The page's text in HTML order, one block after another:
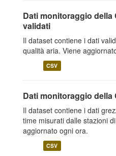
Dati monitoraggio della
validati
Il dataset contiene i dati
qualità aria. Viene
CSV
Dati monitoraggio della
Il dataset contiene i dati
time misurati dalle stazioni
aggiornato ogni ora.
CSV